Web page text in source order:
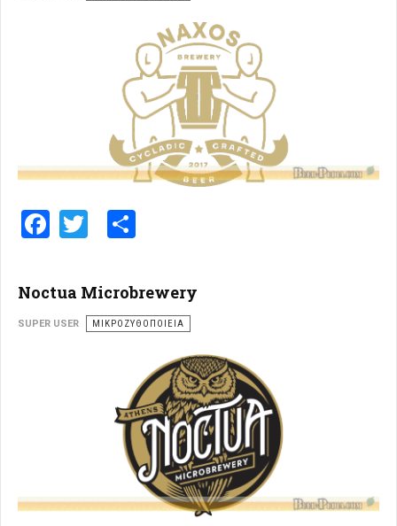
Facebook
Twitter
Noctua Microbrewery
SUPER USER ΜΙΚΡΟΖΥΘΟΠΟΙΕΊΑ